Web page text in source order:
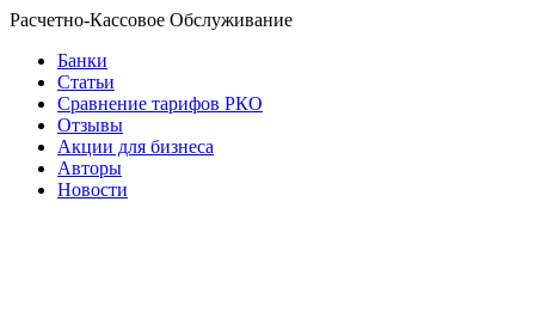
Расчетно-Кассовое Обслуживание
Банки
Статьи
Сравнение тарифов РКО
Отзывы
Акции для бизнеса
Авторы
Новости